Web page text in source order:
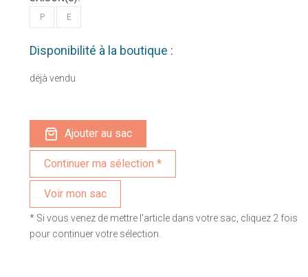
P E
Disponibilité à la boutique :
déjà vendu
Ajouter au sac
Voir mon sac
* Si vous venez de mettre l'article dans votre sac, cliquez 2 fois
pour continuer votre sélection.